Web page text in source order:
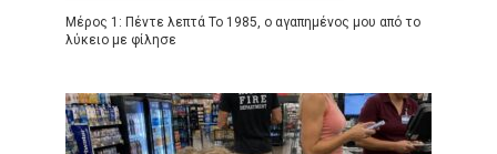
Μέρος 1: Πέντε λεπτά Το 1985, ο αγαπημένος μου από το
λύκειο με φίλησε